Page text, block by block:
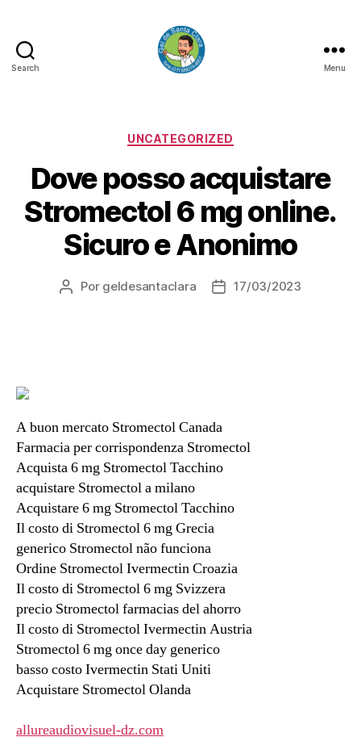
Search
CLARA
Menu
Categorias
UNCATEGORIZED
Dove posso acquistare
Stromectol 6 mg online.
Sicuro e Anonimo
Autor
Por geldesantaclara
Data17/03/2023
A buon mercato Stromectol Canada
Farmacia per corrispondenza Stromectol
Acquista 6 mg Stromectol Tacchino
acquistare Stromectol a milano
Acquistare 6 mg Stromectol Tacchino
Il costo di Stromectol 6 mg Grecia
generico Stromectol não funciona
Ordine Stromectol Ivermectin Croazia
Il costo di Stromectol 6 mg Svizzera
precio Stromectol farmacias del ahorro
Il costo di Stromectol Ivermectin Austria
Stromectol 6 mg once day generico
basso costo Ivermectin Stati Uniti
Acquistare Stromectol Olanda
allureaudiovisuel-dz.com